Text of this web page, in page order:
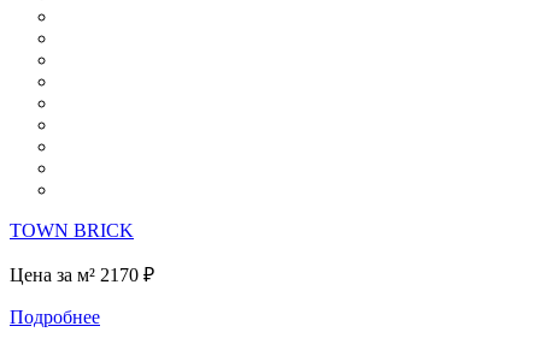
TOWN BRICK
Цена за м² 2170 ₽
Подробнее